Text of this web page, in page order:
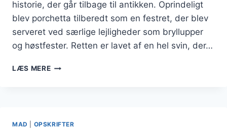
historie, der går tilbage til antikken. Oprindeligt
blev porchetta tilberedt som en festret, der blev
serveret ved særlige lejligheder som bryllupper
og høstfester. Retten er lavet af en hel svin, der…
LÆS MEREPORCHETTA
MAD OPSKRIFTER